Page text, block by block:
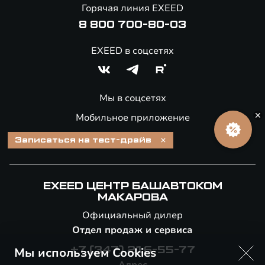
Мобильное приложение
Горячая линия EXEED
8 800 700-80-03
EXEED в соцсетях
Мы в соцсетях
EXEED ЦЕНТР БАШАВТОКОМ
МАКАРОВА
Официальный дилер
Отдел продаж и сервиса
+7 (347) 216-55-77
Мы используем Cookies
Записаться на тест-драйв